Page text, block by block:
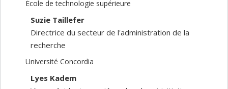
École de technologie supérieure
Suzie Taillefer
Directrice du secteur de l'administration de la
recherche
Université Concordia
Lyes Kadem